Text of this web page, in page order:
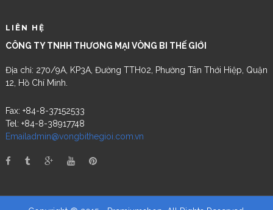
LIÊN HỆ
CÔNG TY TNHH THƯƠNG MẠI VÒNG BI THẾ GIỚI
Địa chỉ: 270/9A, KP3A, Đường TTH02, Phường Tân Thới Hiệp, Quận
12, Hồ Chí Minh.
Fax: +84-8-37152533
Tel: +84-8-38917748
Emailadmin@vongbithegioi.com.vn